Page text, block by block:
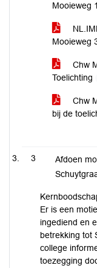
Mooieweg
Mooieweg
Chw
Toelichting
Chw
bij de
3
Afdoen
Er is een
ingediend en
betrekking tot
college
toezegging